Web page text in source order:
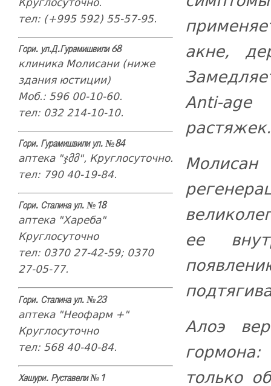
тел: (+995 592) 55-57-95.
Гори. ул.Д.Гурамишвили 68
клиника Молисани (ниже
здания юстиции)
Моб.: 596 00-10-60.
тел: 032 214-10-10.
Гори. Гурамишвили ул. №84
аптека "ჯმმ", Круглосуточно.
тел: 790 40-19-84.
Гори. Сталина ул. №18
аптека "Хареба"
Круглосуточно
тел: 0370 27-42-59; 0370
27-05-77.
Гори. Сталина ул. №23
аптека "Неофарм +"
Круглосуточно
тел: 568 40-40-84.
Хашури. Руставели №1
акне,
Anti-
растяжек.
ее
Алоэ
только